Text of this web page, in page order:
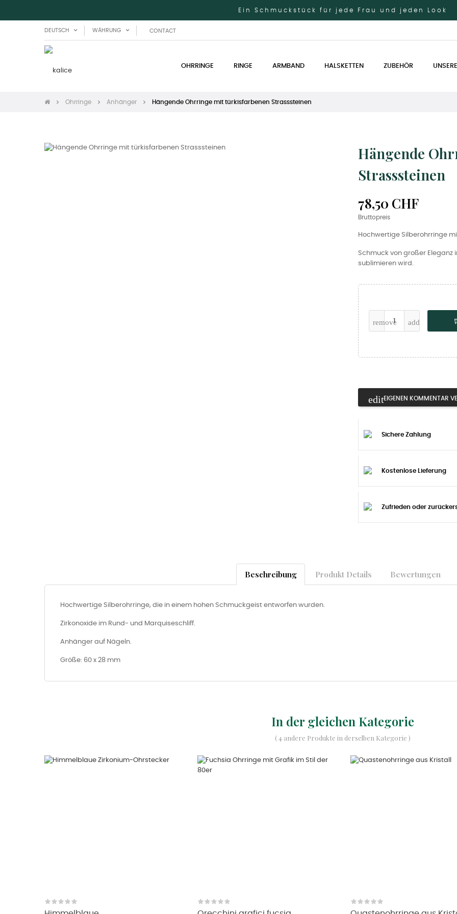
Ein Schmuckstück für jede Frau und jeden Look
DEUTSCH WÄHRUNG CONTACT
OHRRINGE RINGE ARMBAND HALSKETTEN ZUBEHÖR
Ohrringe Anhänger Hängende Ohrringe mit türkisfarbenen Strasssteinen
Hängende
Strasssteinen
78,50 CHF
Bruttopreis
Hochwertige Silberohrringe
Schmuck von großer Eleganz
sublimieren wird.
EIGENEN KOMMENTAR
Sichere Zahlung
Kostenlose Lieferung
Zufrieden oder
Beschreibung Produkt Details Bewertungen
Hochwertige Silberohrringe, die in einem hohen Schmuckgeist entworfen wurden.
Zirkonoxide im Rund- und Marquiseschliff.
Anhänger auf Nägeln.
Größe: 60 x 28 mm
In der gleichen Kategorie
( 4 andere Produkte in derselben Kategorie )